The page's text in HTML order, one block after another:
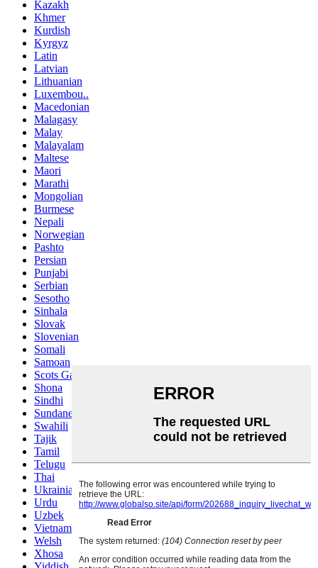
Kazakh
Khmer
Kurdish
Kyrgyz
Latin
Latvian
Lithuanian
Luxembou..
Macedonian
Malagasy
Malay
Malayalam
Maltese
Maori
Marathi
Mongolian
Burmese
Nepali
Norwegian
Pashto
Persian
Punjabi
Serbian
Sesotho
Sinhala
Slovak
Slovenian
Somali
Samoan
Scots Gaelic
Shona
Sindhi
Sundanese
Swahili
Tajik
Tamil
Telugu
Thai
Ukrainian
Urdu
Uzbek
Vietnamese
Welsh
Xhosa